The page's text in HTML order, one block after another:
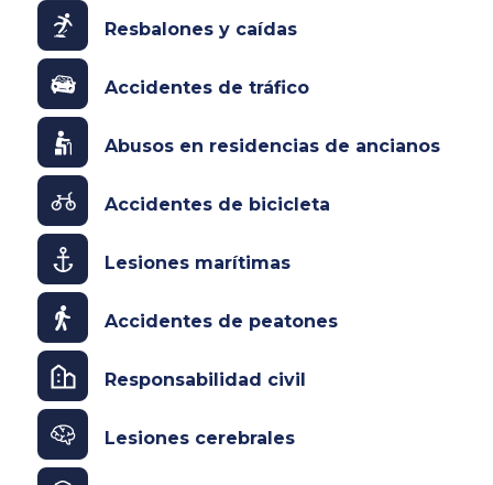
Resbalones y caídas
Accidentes de tráfico
Abusos en residencias de ancianos
Accidentes de bicicleta
Lesiones marítimas
Accidentes de peatones
Responsabilidad civil
Lesiones cerebrales